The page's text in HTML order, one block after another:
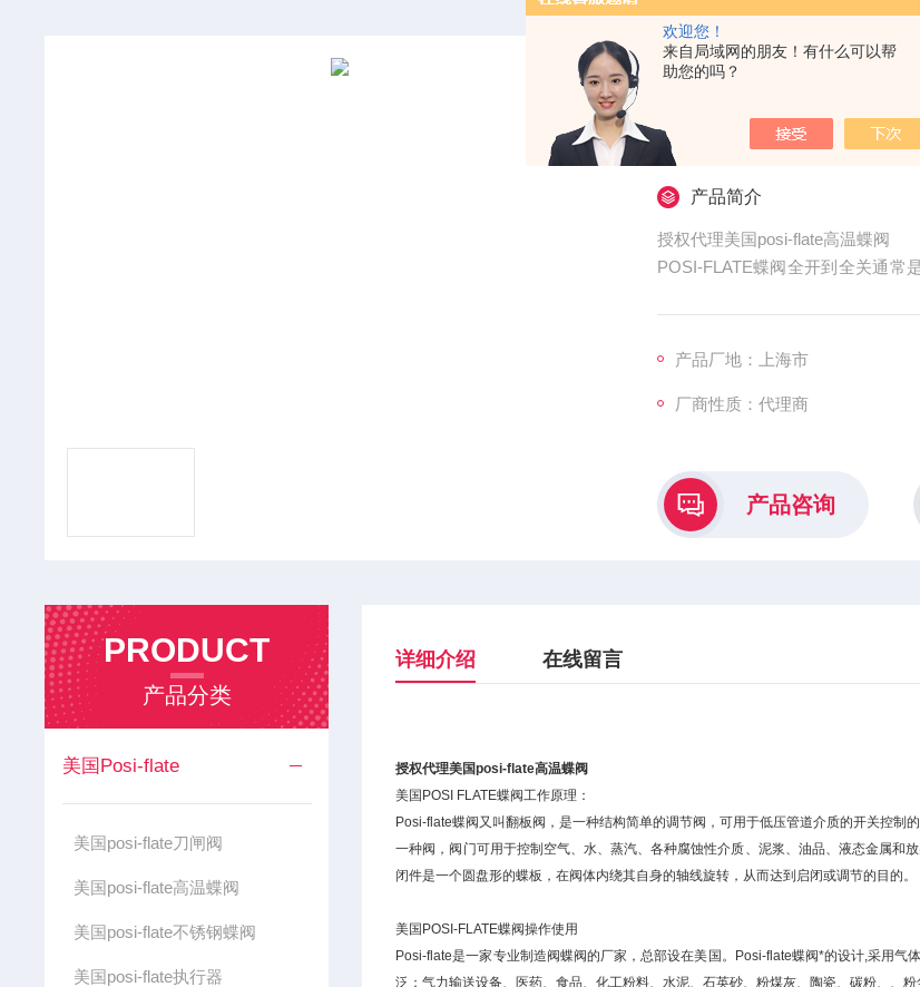
欢迎您！
来自局域网的朋友！有什么可以帮
助您的吗？
授权代理美国posi-
产品简介
授权代理美国posi-flate高温蝶阀
POSI-FLATE蝶阀全开到全关通常
称通径大，POSI-FLATE蝶阀阀体
产品厂地：上海市
厂商性质：代理商
产品咨询
PRODUCT
产品分类
美国Posi-flate
美国posi-flate刀闸阀
美国posi-flate高温蝶阀
美国posi-flate不锈钢蝶阀
美国posi-flate执行器
详细介绍 在线留言
授权代理美国posi-flate高温蝶阀
美国POSI FLATE蝶阀工作原理：
Posi-flate蝶阀又叫翻板阀，是一种结构简单的调节阀，可用于低压管道介质的开关控
一种阀，阀门可用于控制空气、水、蒸汽、各种腐蚀性介质、泥浆、油品、液态金属
闭件是一个圆盘形的蝶板，在阀体内绕其自身的轴线旋转，从而达到启闭或调节的目的。
美国POSI-FLATE蝶阀操作使用
Posi-flate是一家专业制造阀蝶阀的厂家，总部设在美国。Posi-flate蝶阀*的设计,采用
泛：气力输送设备、医药、食品、化工粉料、水泥、石英砂、粉煤灰、陶瓷、碳粉、、粉